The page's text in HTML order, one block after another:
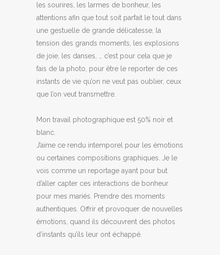
les sourires, les larmes de bonheur, les
attentions afin que tout soit parfait le tout dans
une gestuelle de grande délicatesse, la
tension des grands moments, les explosions
de joie, les danses, … c’est pour cela que je
fais de la photo, pour être le reporter de ces
instants de vie qu’on ne veut pas oublier, ceux
que l’on veut transmettre.
Mon travail photographique est 50% noir et
blanc.
J’aime ce rendu intemporel pour les émotions
ou certaines compositions graphiques. Je le
vois comme un reportage ayant pour but
d’aller capter ces interactions de bonheur
pour mes mariés. Prendre des moments
authentiques. Offrir et provoquer de nouvelles
émotions, quand ils découvrent des photos
d’instants qu’ils leur ont échappé.